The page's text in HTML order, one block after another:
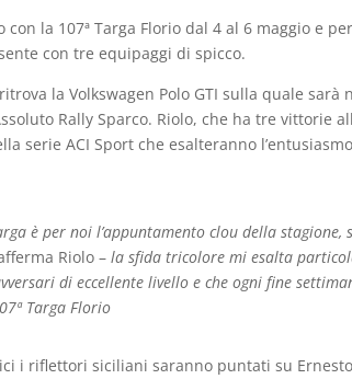
con la 107ª Targa Florio dal 4 al 6 maggio e
con tre equipaggi di spicco.
la Volkswagen Polo GTI sulla quale
Rally Sparco. Riolo, che ha tre vittorie
serie ACI Sport che esalteranno
è per noi l’appuntamento clou della stagione,
Riolo –la sfida tricolore mi esalta
di eccellente livello e che ogni fine
Targa Florio
i riflettori siciliani saranno puntati su